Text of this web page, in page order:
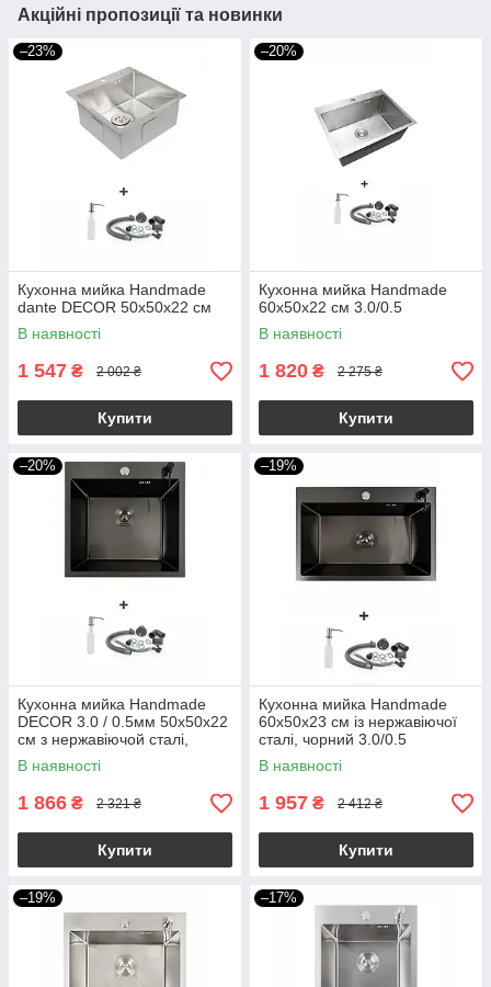
Акційні пропозиції та новинки
–23%
Кухонна мийка Handmade
dante DECOR 50х50х22 см
В наявності
1 547 ₴ 2 002 ₴
Купити
–20%
Кухонна мийка Handmade
60х50х22 см 3.0/0.5
В наявності
1 820 ₴ 2 275 ₴
Купити
–20%
Кухонна мийка Handmade
DECOR 3.0 / 0.5мм 50х50х22
см з нержавіючой сталі,
чорний
В наявності
1 866 ₴ 2 321 ₴
Купити
–19%
Кухонна мийка Handmade
60х50х23 см із нержавіючої
сталі, чорний 3.0/0.5
В наявності
1 957 ₴ 2 412 ₴
Купити
–19% –17%